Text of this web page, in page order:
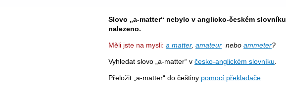
Slovo „a-matter“ nebylo v anglicko-českém slovníku
nalezeno.
Měli jste na mysli: a matter, amateur nebo ammeter?
Vyhledat slovo „a-matter“ v česko-anglickém slovníku
Přeložit „a-matter“ do češtiny pomocí překladače